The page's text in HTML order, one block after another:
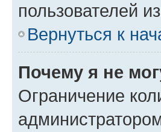
пользователей
Вернуться к
Почему я не
Ограничение